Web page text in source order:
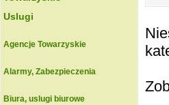
Uslugi
Agencje Towarzyskie
Alarmy, Zabezpieczenia
Biura, uslugi biurowe